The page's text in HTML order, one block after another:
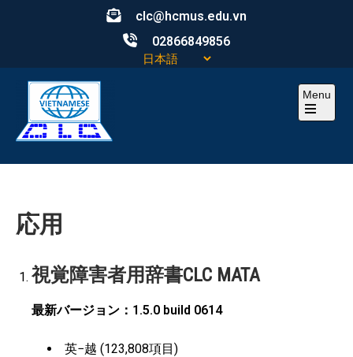
clc@hcmus.edu.vn
02866849856
CLC
Menu
Open
応用
視覚障害者用辞書CLC MATA
最新バージョン：1.5.0 build 0614
英−越 (123,808項目)